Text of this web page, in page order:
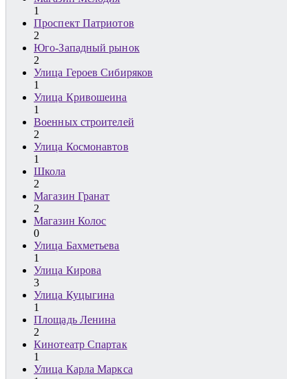
1
Проспект Патриотов
2
Юго-Западный рынок
2
Улица Героев Сибиряков
1
Улица Кривошеина
1
Военных строителей
2
Улица Космонавтов
1
Школа
2
Магазин Гранат
2
Магазин Колос
0
Улица Бахметьева
1
Улица Кирова
3
Улица Куцыгина
1
Площадь Ленина
2
Кинотеатр Спартак
1
Улица Карла Маркса